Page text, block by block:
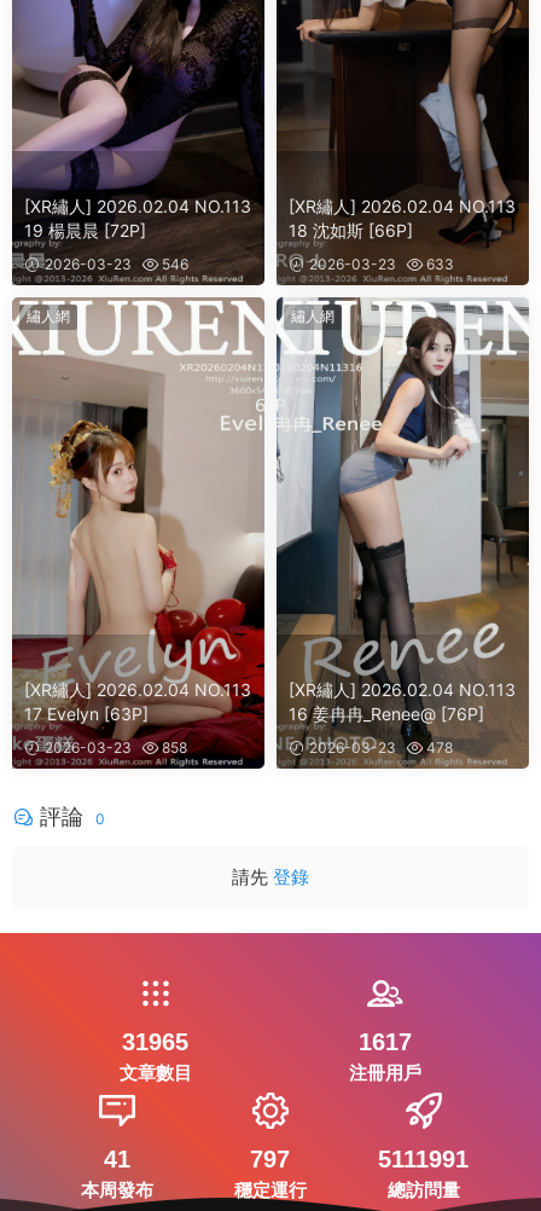
[XR繡人] 2026.02.04 NO.113
19 楊晨晨 [72P]
2026-03-23 546
[XR繡人] 2026.02.04 NO.113
18 沈如斯 [66P]
2026-03-23 633
繡人網
[XR繡人] 2026.02.04 NO.113
17 Evelyn [63P]
2026-03-23 858
繡人網
[XR繡人] 2026.02.04 NO.113
16 姜冉冉_Renee@ [76P]
2026-03-23 478
評論 0
請先 登錄
31965
文章數目
1617
注冊用戶
41
本周發布
797
穩定運行
5111991
總訪問量